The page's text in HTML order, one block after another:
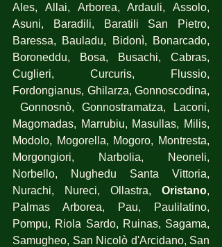
Ales, Allai, Arborea, Ardauli, Assolo,
Asuni, Baradili, Baratili San Pietro,
Baressa, Bauladu, Bidonì, Bonarcado,
Boroneddu, Bosa, Busachi, Cabras,
Cuglieri, Curcuris, Flussio,
Fordongianus, Ghilarza, Gonnoscodina,
Gonnosnò, Gonnostramatza, Laconi,
Magomadas, Marrubiu, Masullas, Milis,
Modolo, Mogorella, Mogoro, Montresta,
Morgongiori, Narbolia, Neoneli,
Norbello, Nughedu Santa Vittoria,
Nurachi, Nureci, Ollastra, Oristano,
Palmas Arborea, Pau, Paulilatino,
Pompu, Riola Sardo, Ruinas, Sagama,
Samugheo, San Nicolò d'Arcidano, San